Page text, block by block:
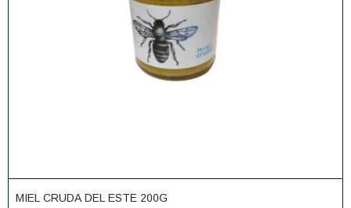
MIEL CRUDA DEL ESTE 200G